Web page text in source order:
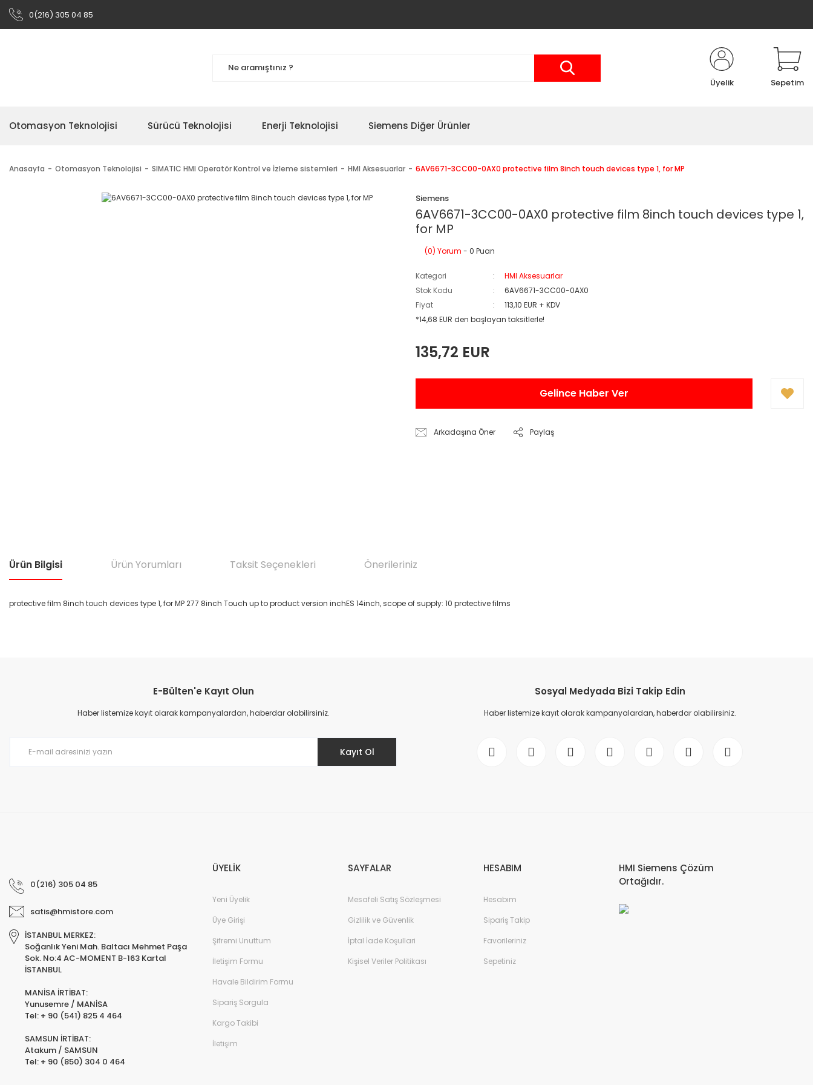
0(216) 305 04 85
Üyelik Sepetim
Otomasyon Teknolojisi Sürücü Teknolojisi Enerji Teknolojisi Siemens Diğer Ürünler
Anasayfa Otomasyon Teknolojisi SIMATIC HMI Operatör Kontrol ve İzleme sistemleri HMI Aksesuarlar 6AV6671-3CC00-0AX0 protective film 8inch touch devices type 1, for MP
Siemens
6AV6671-3CC00-0AX0 protective film 8inch touch devices type 1,
for MP
(0) Yorum - 0 Puan
Kategori
HMI Aksesuarlar
Stok Kodu
6AV6671-3CC00-0AX0
Fiyat
113,10 EUR + KDV
*14,68 EUR den başlayan taksitlerle!
135,72 EUR
Gelince Haber Ver
Arkadaşına Öner Paylaş
Ürün Bilgisi Ürün Yorumları Taksit Seçenekleri Önerileriniz
protective film 8inch touch devices type 1, for MP 277 8inch Touch up to product version inchES 14inch, scope of supply: 10 protective films
Ürün resmi kalitesiz, bozuk veya görüntülenemiyor.
Ürün açıklamasında eksik bilgiler bulunuyor.
E-Bülten'e Kayıt Olun
Haber listemize kayıt olarak kampanyalardan, haberdar olabilirsiniz.
Kayıt Ol
Sosyal Medyada Bizi Takip Edin
Haber listemize kayıt olarak kampanyalardan, haberdar olabilirsiniz.
0(216) 305 04 85
satis@hmistore.com
İSTANBUL MERKEZ:
Soğanlık Yeni Mah. Baltacı Mehmet Paşa
Sok. No:4 AC-MOMENT B-163 Kartal
İSTANBUL
MANİSA İRTİBAT:
Yunusemre / MANİSA
Tel: + 90 (541) 825 4 464
SAMSUN İRTİBAT:
Atakum / SAMSUN
Tel: + 90 (850) 304 0 464
ÜYELİK
Yeni Üyelik
Üye Girişi
Şifremi Unuttum
İletişim Formu
Havale Bildirim Formu
Sipariş Sorgula
Kargo Takibi
İletişim
SAYFALAR
Mesafeli Satış Sözleşmesi
Gizlilik ve Güvenlik
İptal İade Koşullari
Kişisel Veriler Politikası
HESABIM
Hesabım
Sipariş Takip
Favorileriniz
Sepetiniz
HMI Siemens Çözüm
Ortağıdır.